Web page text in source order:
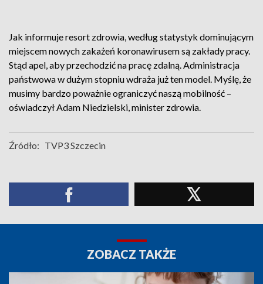
Jak informuje resort zdrowia, według statystyk dominującym
miejscem nowych zakażeń koronawirusem są zakłady pracy.
Stąd apel, aby przechodzić na pracę zdalną. Administracja
państwowa w dużym stopniu wdraża już ten model. Myślę, że
musimy bardzo poważnie ograniczyć naszą mobilność –
oświadczył Adam Niedzielski, minister zdrowia.
Źródło: TVP3 Szczecin
ZOBACZ TAKŻE